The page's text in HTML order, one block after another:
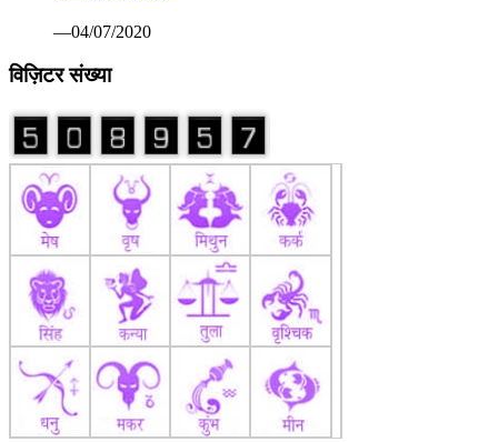
—04/07/2020
विज़िटर संख्या